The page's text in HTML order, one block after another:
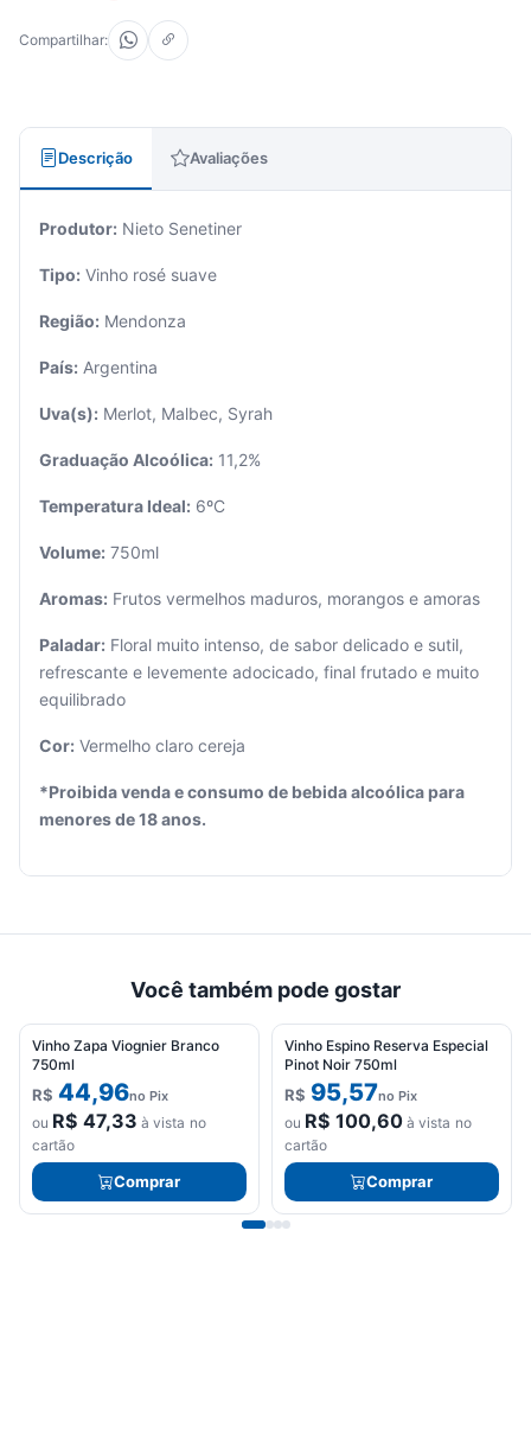
carrinho
vazio.
Adicione
produtos
para
Compartilhar:
Descrição Avaliações
Produtor: Nieto Senetiner
Tipo: Vinho rosé suave
Região: Mendonza
País: Argentina
Uva(s): Merlot, Malbec, Syrah
Graduação Alcoólica: 11,2%
Temperatura Ideal: 6ºC
Volume: 750ml
Aromas: Frutos vermelhos maduros, morangos e amoras
Paladar: Floral muito intenso, de sabor delicado e sutil,
refrescante e levemente adocicado, final frutado e muito
equilibrado
Cor: Vermelho claro cereja
*Proibida venda e consumo de bebida alcoólica para
menores de 18 anos.
Você também pode gostar
Vinho Zapa Viognier Branco
750ml
R$ 44,96no Pix
ou R$ 47,33 à vista no
cartão
Comprar
Vinho Espino Reserva Especial
Pinot Noir 750ml
R$ 95,57no Pix
ou R$ 100,60à vista no
cartão
Comprar